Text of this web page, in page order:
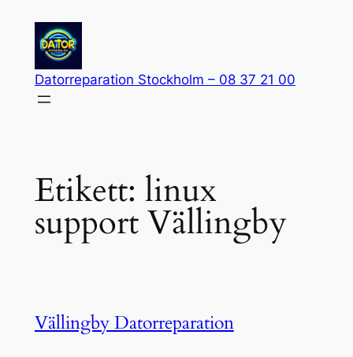
innehåll
Datorreparation Stockholm – 08 37 21 00
Etikett: linux
support Vällingby
Vällingby Datorreparation